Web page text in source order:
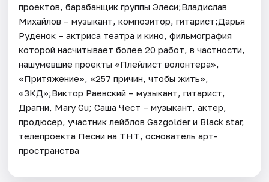
проектов, барабанщик группы Элеси;Владислав
Михайлов – музыкант, композитор, гитарист;Дарья
Руденок – актриса театра и кино, фильмография
которой насчитывает более 20 работ, в частности,
нашумевшие проекты «Плейлист волонтера»,
«Притяжение», «257 причин, чтобы жить»,
«ЗКД»;Виктор Раевский – музыкант, гитарист,
Драгни, Mary Gu; Саша Чест – музыкант, актер,
продюсер, участник лейблов Gazgolder и Black star,
телепроекта Песни на ТНТ, основатель арт-
пространства